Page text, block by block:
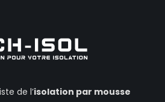
de l’isolation par mousse